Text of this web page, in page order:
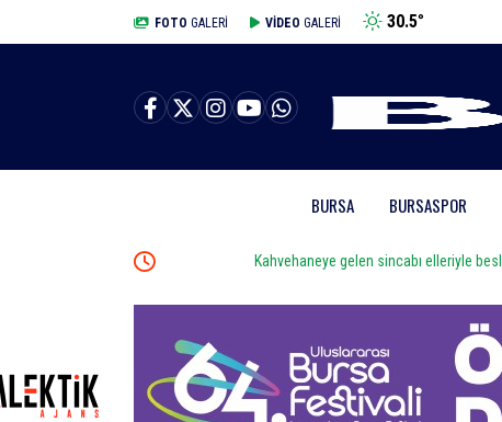
FOTO GALERİ VİDEO GALERİ 30.5°
BURSA BURSASPOR
Kahvehaneye gelen sincabı elleriyle besledi